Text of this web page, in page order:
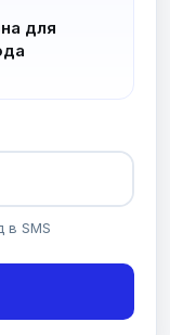
для
в SMS